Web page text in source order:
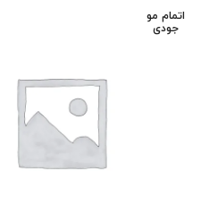
اتمام مو
جودی